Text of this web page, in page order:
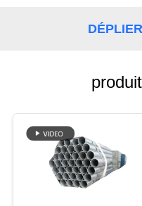
SITE
PRIVACY
POLICY